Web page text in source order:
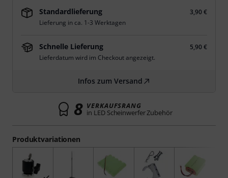
Produktvariationen
Standardlieferung
3,90 €
Lieferung in ca. 1-3 Werktagen
Schnelle Lieferung
5,90 €
Lieferdatum wird im Checkout angezeigt.
Infos zum Versand
8 VERKAUFSRANG
in LED Scheinwerfer Zubehör